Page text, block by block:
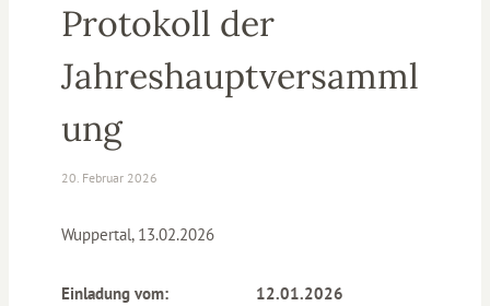
Protokoll der
Jahreshauptversamml
ung
20. Februar 2026
Wuppertal, 13.02.2026
Einladung vom: 12.01.2026